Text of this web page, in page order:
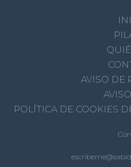
AVISO DE
POLÍTICA DE COOKIES